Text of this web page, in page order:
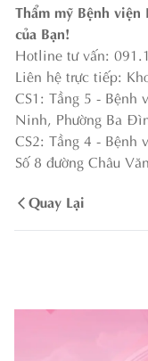
Thẩm mỹ Bệnh
của Bạn!
Hotline tư vấn:
Liên hệ trực tiếp:
CS1: Tầng 5 - Bệnh
Ninh, Phường Ba
CS2: Tầng 4 - Bệnh
Số 8 đường Châu
Quay Lại